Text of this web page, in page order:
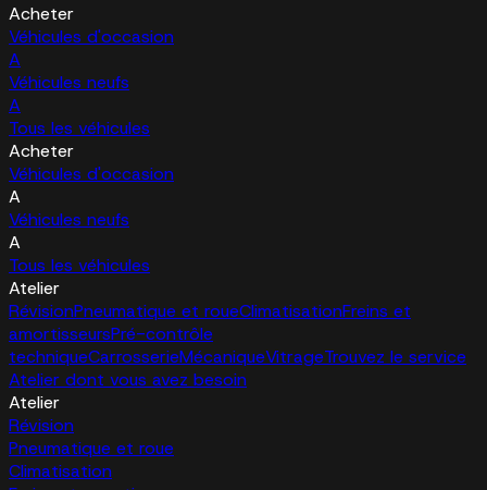
Acheter
Véhicules d'occasion
A
Véhicules neufs
A
Tous les véhicules
Acheter
Véhicules d'occasion
A
Véhicules neufs
A
Tous les véhicules
Atelier
RévisionPneumatique et roueClimatisationFreins et
amortisseursPré-contrôle
techniqueCarrosserieMécaniqueVitrageTrouvez le service
Atelier dont vous avez besoin
Atelier
Révision
Pneumatique et roue
Climatisation